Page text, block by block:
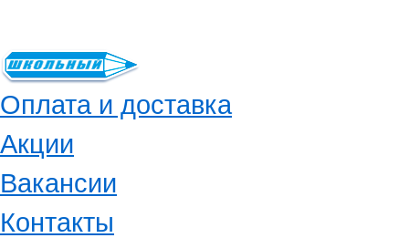
Оплата и доставка
Акции
Вакансии
Контакты